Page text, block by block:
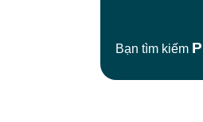
Bạn tìm kiếm